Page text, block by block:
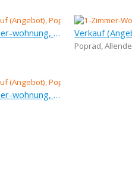
Verkauf (Angebot), 1-zimmer-wohnung, 38 m
Poprad,
Verkauf (Angebot), 1-zimmer-wohnung, 40 m